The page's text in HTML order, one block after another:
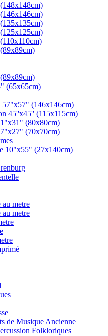
(65x65cm)
57"x57" (146x146cm)
45''x45'' (115x115cm)
(80x80cm)
(70x70cm)
10"x55" (27x140cm)
au metre
metre
de Musique Ancienne
Folkloriques